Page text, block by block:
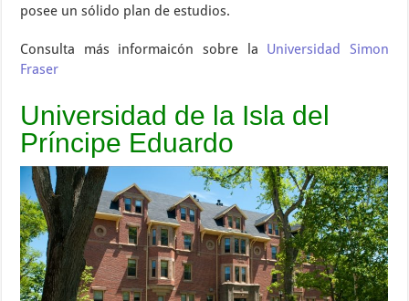
posee un sólido plan de estudios.
Consulta más informaicón sobre la Universidad Simon
Fraser
Universidad de la Isla del
Príncipe Eduardo